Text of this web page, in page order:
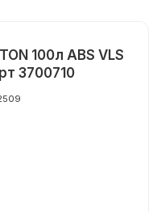
100л ABS VLS
3700710